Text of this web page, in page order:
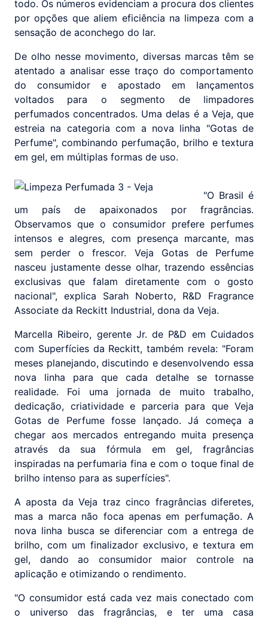
todo. Os números evidenciam a procura dos clientes
por opções que aliem eficiência na limpeza com a
sensação de aconchego do lar.
De olho nesse movimento, diversas marcas têm se
atentado a analisar esse traço do comportamento
do consumidor e apostado em lançamentos
voltados para o segmento de limpadores
perfumados concentrados. Uma delas é a Veja, que
estreia na categoria com a nova linha "Gotas de
Perfume", combinando perfumação, brilho e textura
em gel, em múltiplas formas de uso.
"O Brasil é
um país de apaixonados por fragrâncias.
Observamos que o consumidor prefere perfumes
intensos e alegres, com presença marcante, mas
sem perder o frescor. Veja Gotas de Perfume
nasceu justamente desse olhar, trazendo essências
exclusivas que falam diretamente com o gosto
nacional", explica Sarah Noberto, R&D Fragrance
Associate da Reckitt Industrial, dona da Veja.
Marcella Ribeiro, gerente Jr. de P&D em Cuidados
com Superfícies da Reckitt, também revela: "Foram
meses planejando, discutindo e desenvolvendo essa
nova linha para que cada detalhe se tornasse
realidade. Foi uma jornada de muito trabalho,
dedicação, criatividade e parceria para que Veja
Gotas de Perfume fosse lançado. Já começa a
chegar aos mercados entregando muita presença
através da sua fórmula em gel, fragrâncias
inspiradas na perfumaria fina e com o toque final de
brilho intenso para as superfícies".
A aposta da Veja traz cinco fragrâncias diferetes,
mas a marca não foca apenas em perfumação. A
nova linha busca se diferenciar com a entrega de
brilho, com um finalizador exclusivo, e textura em
gel, dando ao consumidor maior controle na
aplicação e otimizando o rendimento.
"O consumidor está cada vez mais conectado com
o universo das fragrâncias, e ter uma casa